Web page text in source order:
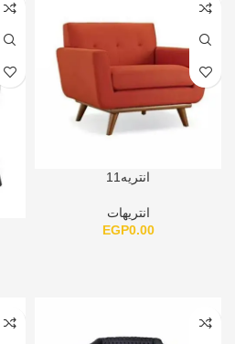
انتريه11
انتريهات
EGP0.00